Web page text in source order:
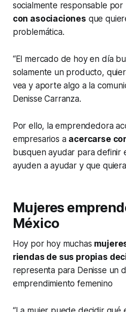
socialmente responsable por
con asociaciones que
problemática.
“El mercado de hoy en día
solamente un producto,
vea y aporte algo a la
Denisse Carranza.
Por ello, la emprendedora
empresarios a acercarse
busquen ayudar para definir
ayuden a ayudar y que
Mujeres
México
Hoy por hoy muchas
riendas de sus propias
representa para Denisse un
emprendimiento femenino